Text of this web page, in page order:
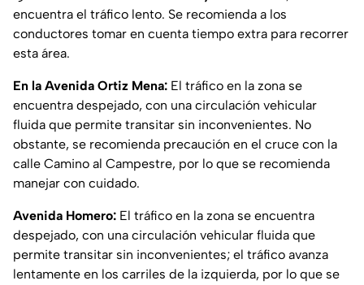
encuentra el tráfico lento. Se recomienda a los
conductores tomar en cuenta tiempo extra para recorrer
esta área.
En la Avenida Ortiz Mena: El tráfico en la zona se
encuentra despejado, con una circulación vehicular
fluida que permite transitar sin inconvenientes. No
obstante, se recomienda precaución en el cruce con la
calle Camino al Campestre, por lo que se recomienda
manejar con cuidado.
Avenida Homero: El tráfico en la zona se encuentra
despejado, con una circulación vehicular fluida que
permite transitar sin inconvenientes; el tráfico avanza
lentamente en los carriles de la izquierda, por lo que se